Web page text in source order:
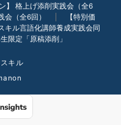
】 格上げ添削実践会（全6
会（全6回）
【特別価
キル言語化講師養成実践会同
限定「原稿添削」
キル